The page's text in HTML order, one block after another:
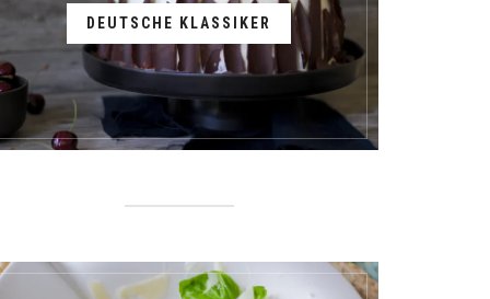
DEUTSCHE KLASSIKER